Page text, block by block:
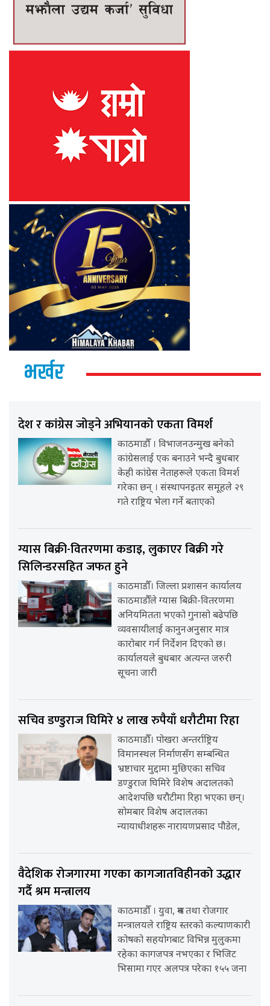
भर्खर
देश र कांग्रेस जोड्ने अभियानको एकता विमर्श
काठमाडौँ । विभाजनउन्मुख बनेको
कांग्रेसलाई एक बनाउने भन्दै बुधबार
केही कांग्रेस नेताहरूले एकता विमर्श
गरेका छन् । संस्थापनइतर समूहले २९
गते राष्ट्रिय भेला गर्ने बताएको
ग्यास बिक्री-वितरणमा कडाइ, लुकाएर बिक्री गरे
सिलिन्डरसहित जफत हुने
काठमाडौँ। जिल्ला प्रशासन कार्यालय
काठमाडौँले ग्यास बिक्री-वितरणमा
अनियमितता भएको गुनासो बढेपछि
व्यवसायीलाई कानुनअनुसार मात्र
कारोबार गर्न निर्देशन दिएको छ।
कार्यालयले बुधबार अत्यन्त जरुरी
सूचना जारी
सचिव डण्डुराज घिमिरे ४ लाख रुपैयाँ धरौटीमा रिहा
काठमाडौँ। पोखरा अन्तर्राष्ट्रिय
विमानस्थल निर्माणसँग सम्बन्धित
भ्रष्टाचार मुद्दामा मुछिएका सचिव
डण्डुराज घिमिरे विशेष अदालतको
आदेशपछि धरौटीमा रिहा भएका छन्।
सोमबार विशेष अदालतका
न्यायाधीशहरू नारायणप्रसाद पौडेल,
वैदेशिक रोजगारमा गएका कागजातविहीनको उद्धार
गर्दै श्रम मन्त्रालय
काठमाडौँ । युवा, श्रम तथा रोजगार
मन्त्रालयले राष्ट्रिय स्तरको कल्याणकारी
कोषको सहयोगबाट विभिन्न मुलुकमा
रहेका कागजपत्र नभएका र भिजिट
भिसामा गएर अलपत्र परेका १५५ जना